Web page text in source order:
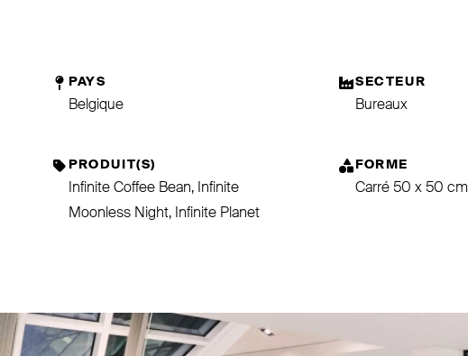
PAYS
Belgique
SECTEUR
Bureaux
PRODUIT(S)
Infinite Coffee Bean, Infinite
Moonless Night, Infinite Planet
FORME
Carré 50 x 50 cm